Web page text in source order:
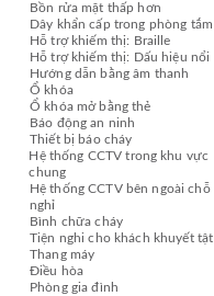
Bồn rửa mặt thấp hơn
Dây khẩn cấp trong phòng tắm
Hỗ trợ khiếm thị: Braille
Hỗ trợ khiếm thị: Dấu hiệu nổi
Hướng dẫn bằng âm thanh
Ổ khóa
Ổ khóa mở bằng thẻ
Báo động an ninh
Thiết bị báo cháy
Hệ thống CCTV trong khu vực
chung
Hệ thống CCTV bên ngoài chỗ
nghỉ
Bình chữa cháy
Tiện nghi cho khách khuyết tật
Thang máy
Điều hòa
Phòng gia đình